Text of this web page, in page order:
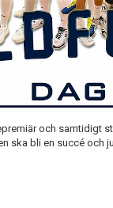
och samtidigt
ska bli en succé och